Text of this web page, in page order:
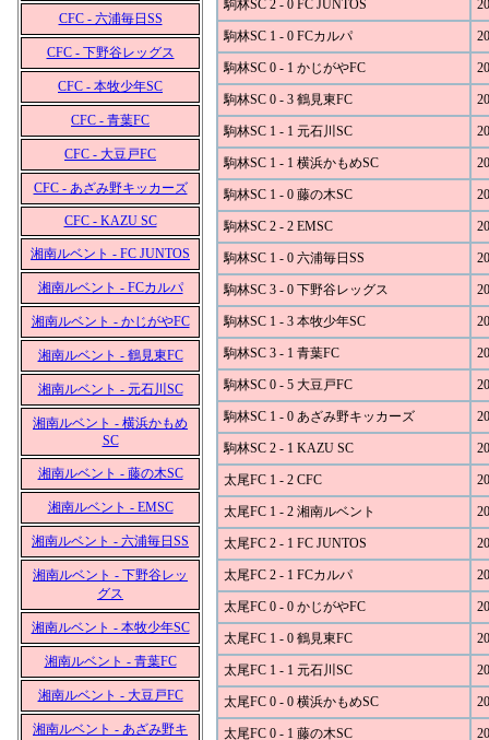
CFC - 六浦毎日SS
CFC - 下野谷レッグス
CFC - 本牧少年SC
CFC - 青葉FC
CFC - 大豆戸FC
CFC - あざみ野キッカーズ
CFC - KAZU SC
湘南ルベント - FC JUNTOS
湘南ルベント - FCカルパ
湘南ルベント - かじがやFC
湘南ルベント - 鶴見東FC
湘南ルベント - 元石川SC
湘南ルベント - 横浜かもめ
SC
湘南ルベント - 藤の木SC
湘南ルベント - EMSC
湘南ルベント - 六浦毎日SS
湘南ルベント - 下野谷レッ
グス
湘南ルベント - 本牧少年SC
湘南ルベント - 青葉FC
湘南ルベント - 大豆戸FC
湘南ルベント - あざみ野キ
駒林SC 2 - 0 FC JUNTOS
駒林SC 1 - 0 FCカルパ
駒林SC 0 - 1 かじがやFC
駒林SC 0 - 3 鶴見東FC
駒林SC 1 - 1 元石川SC
駒林SC 1 - 1 横浜かもめSC
駒林SC 1 - 0 藤の木SC
駒林SC 2 - 2 EMSC
駒林SC 1 - 0 六浦毎日SS
駒林SC 3 - 0 下野谷レッグス
駒林SC 1 - 3 本牧少年SC
駒林SC 3 - 1 青葉FC
駒林SC 0 - 5 大豆戸FC
駒林SC 1 - 0 あざみ野キッカーズ
駒林SC 2 - 1 KAZU SC
太尾FC 1 - 2 CFC
太尾FC 1 - 2 湘南ルベント
太尾FC 2 - 1 FC JUNTOS
太尾FC 2 - 1 FCカルパ
太尾FC 0 - 0 かじがやFC
太尾FC 1 - 0 鶴見東FC
太尾FC 1 - 1 元石川SC
太尾FC 0 - 0 横浜かもめSC
太尾FC 0 - 1 藤の木SC